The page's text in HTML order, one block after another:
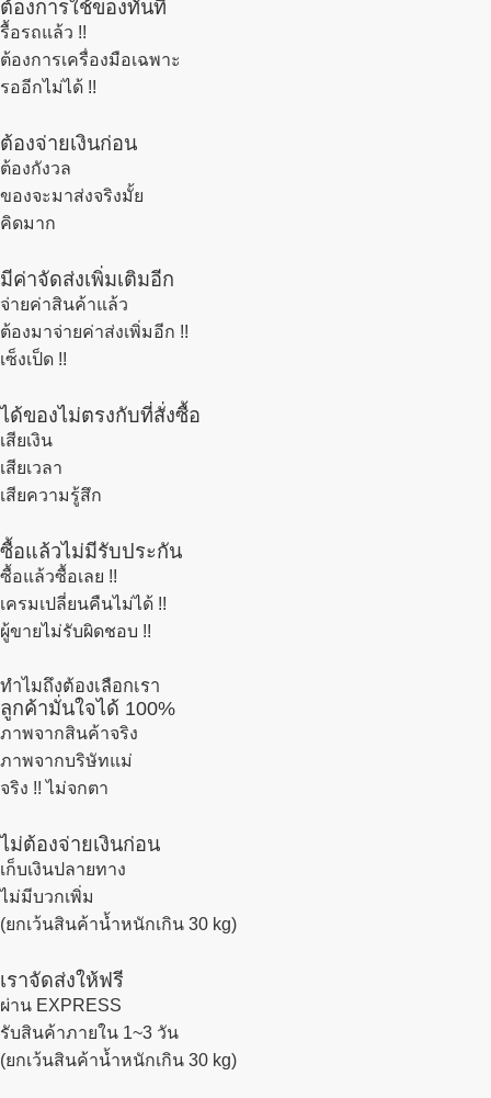
ต้องการใช้ของทันที
รื้อรถแล้ว !!
ต้องการเครื่องมือเฉพาะ
รออีกไม่ได้ !!
ต้องจ่ายเงินก่อน
ต้องกังวล
ของจะมาส่งจริงมั้ย
คิดมาก
มีค่าจัดส่งเพิ่มเติมอีก
จ่ายค่าสินค้าแล้ว
ต้องมาจ่ายค่าส่งเพิ่มอีก !!
เซ็งเป็ด !!
ได้ของไม่ตรงกับที่สั่งซื้อ
เสียเงิน
เสียเวลา
เสียความรู้สึก
ซื้อแล้วไม่มีรับประกัน
ซื้อแล้วซื้อเลย !!
เครมเปลี่ยนคืนไม่ได้ !!
ผู้ขายไม่รับผิดชอบ !!
ทำไมถึงต้องเลือกเรา
ลูกค้ามั่นใจได้ 100%
ภาพจากสินค้าจริง
ภาพจากบริษัทแม่
จริง !! ไม่จกตา
ไม่ต้องจ่ายเงินก่อน
เก็บเงินปลายทาง
ไม่มีบวกเพิ่ม
(ยกเว้นสินค้าน้ำหนักเกิน 30 kg)
เราจัดส่งให้ฟรี
ผ่าน EXPRESS
รับสินค้าภายใน 1~3 วัน
(ยกเว้นสินค้าน้ำหนักเกิน 30 kg)